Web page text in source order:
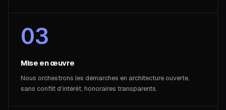
03
Mise en œuvre
Nous orchestrons les démarches en architecture ouverte,
sans conflit d’intérêt, honoraires transparents.